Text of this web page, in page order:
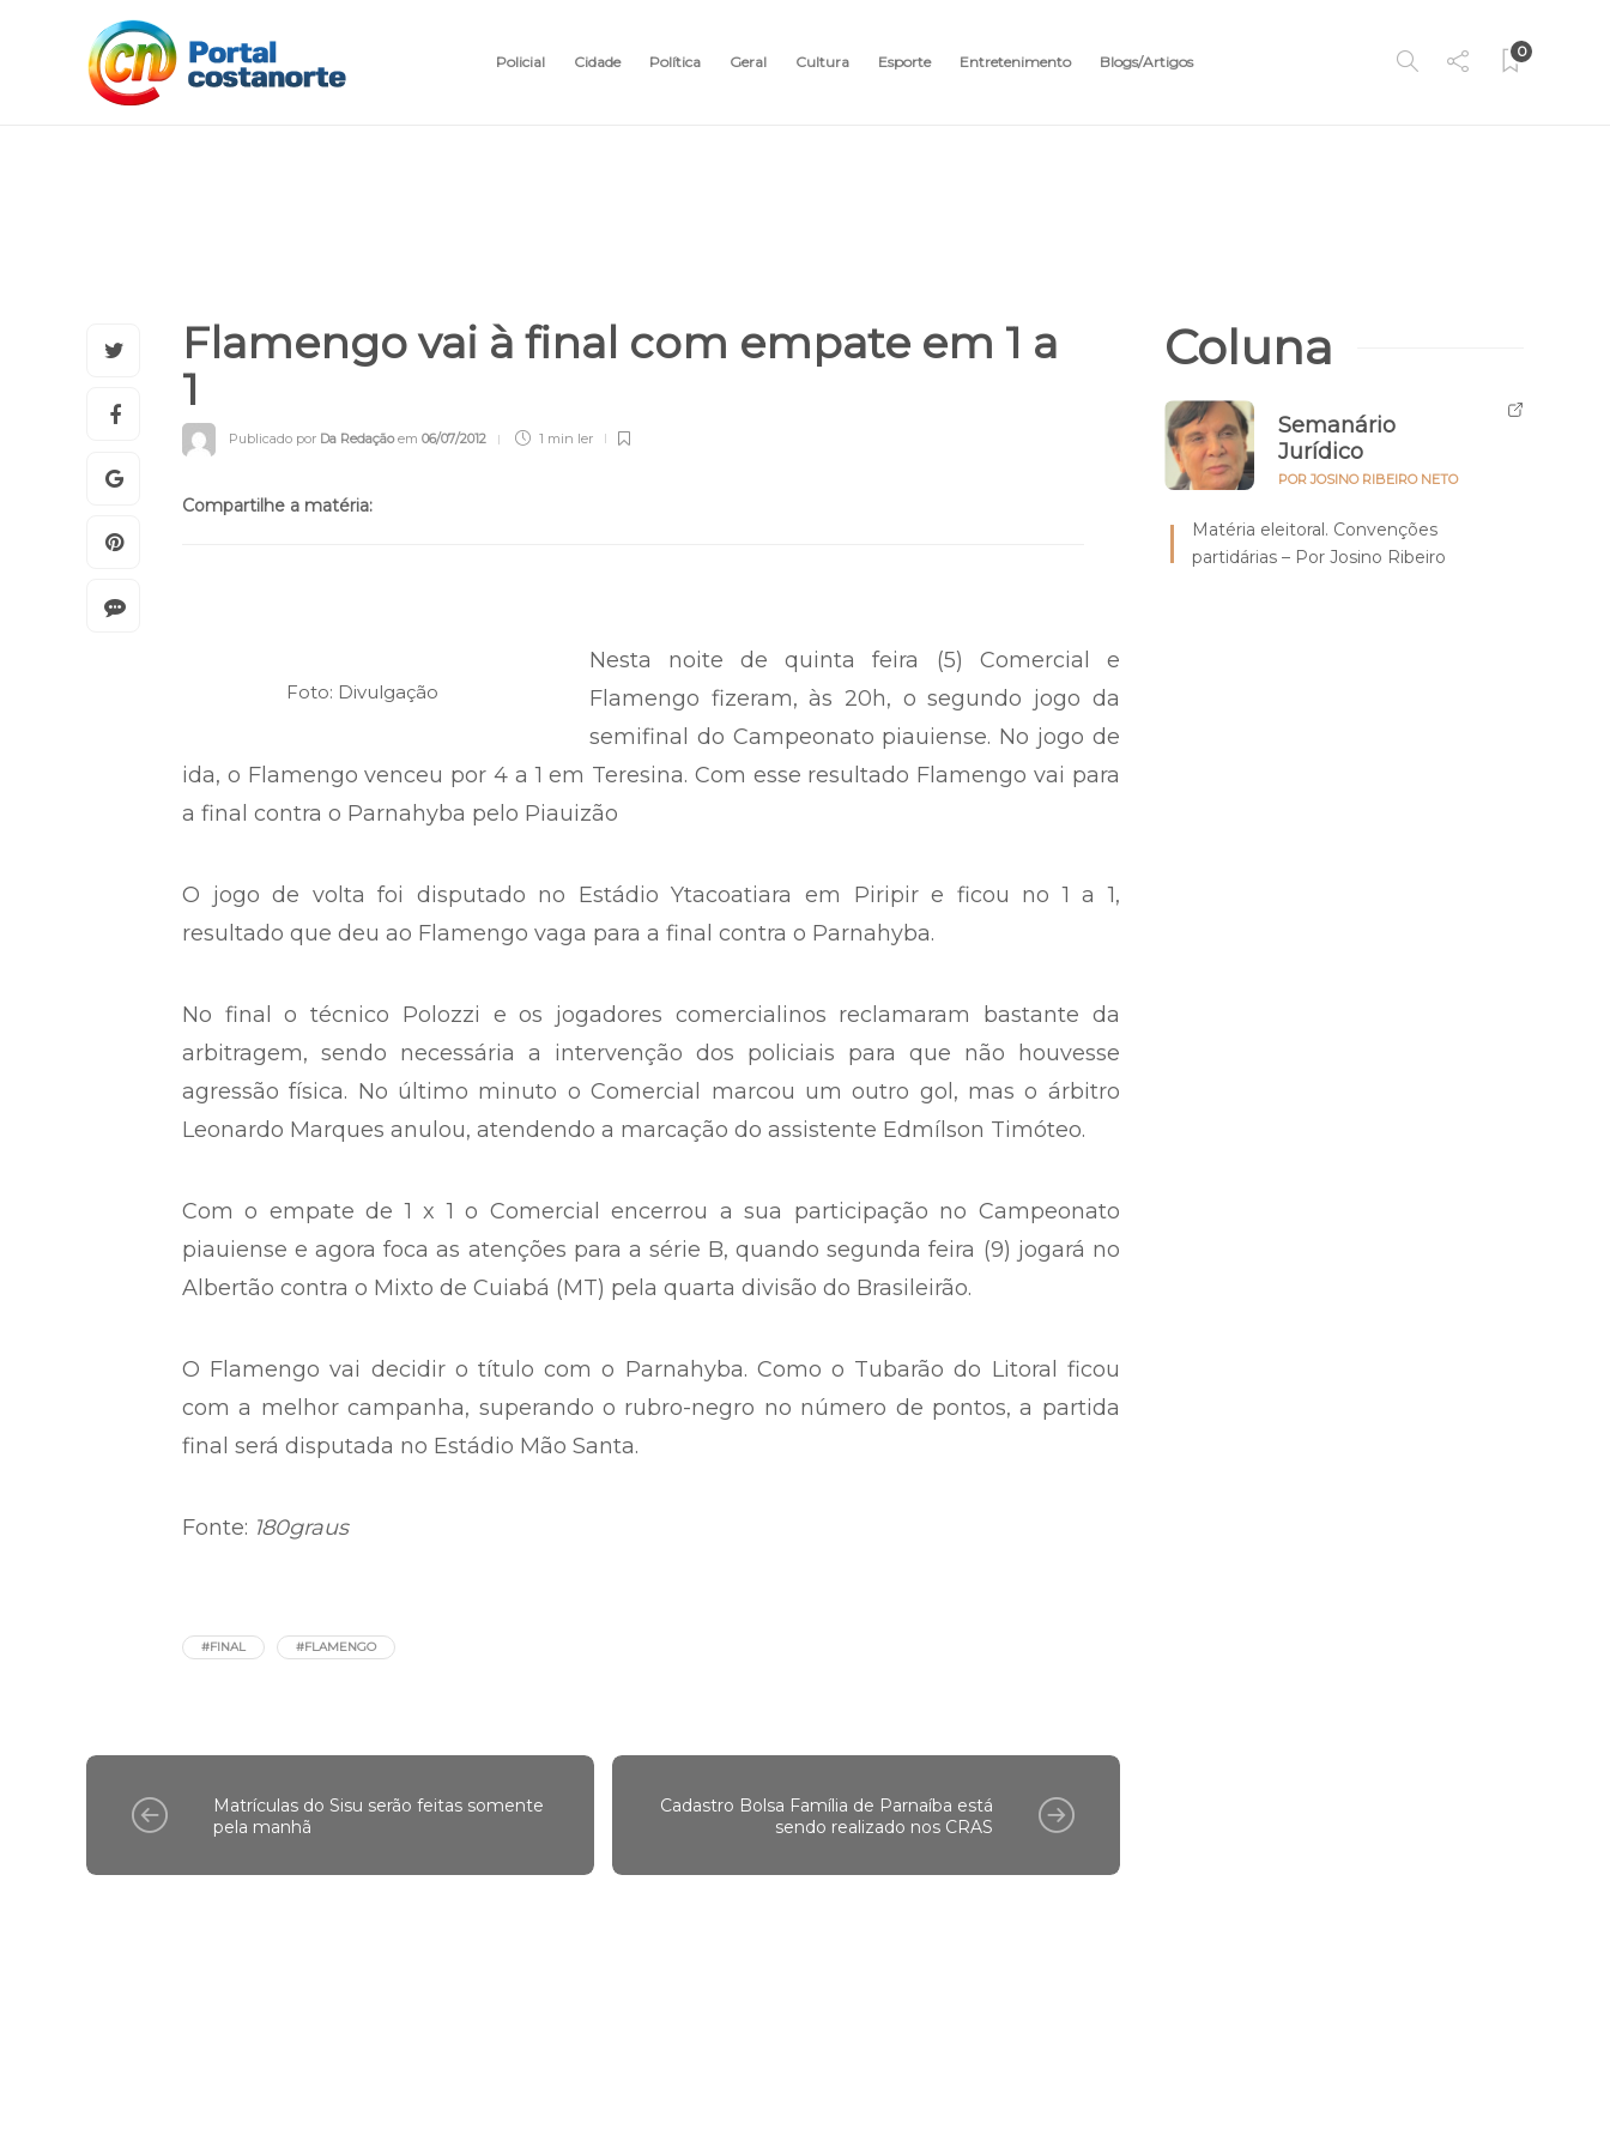
Policial Cidade Política Geral Cultura Esporte Entretenimento Blogs/Artigos
0
Flamengo vai à final com empate em 1 a
1
Publicado por Da Redaçãoem 06/07/2012 1 min ler
Compartilhe a matéria:
Foto: Divulgação
Nesta noite de quinta feira (5) Comercial e
Flamengo fizeram, às 20h, o segundo jogo da
semifinal do Campeonato piauiense. No jogo de
ida, o Flamengo venceu por 4 a 1 em Teresina. Com esse resultado Flamengo vai para
a final contra o Parnahyba pelo Piauizão
O jogo de volta foi disputado no Estádio Ytacoatiara em Piripir e ficou no 1 a 1,
resultado que deu ao Flamengo vaga para a final contra o Parnahyba.
No final o técnico Polozzi e os jogadores comercialinos reclamaram bastante da
arbitragem, sendo necessária a intervenção dos policiais para que não houvesse
agressão física. No último minuto o Comercial marcou um outro gol, mas o árbitro
Leonardo Marques anulou, atendendo a marcação do assistente Edmílson Timóteo.
Com o empate de 1 x 1 o Comercial encerrou a sua participação no Campeonato
piauiense e agora foca as atenções para a série B, quando segunda feira (9) jogará no
Albertão contra o Mixto de Cuiabá (MT) pela quarta divisão do Brasileirão.
O Flamengo vai decidir o título com o Parnahyba. Como o Tubarão do Litoral ficou
com a melhor campanha, superando o rubro-negro no número de pontos, a partida
final será disputada no Estádio Mão Santa.
Fonte: 180graus
#FINAL #FLAMENGO
Matrículas do Sisu serão feitas somente
pela manhã
Cadastro Bolsa Família de Parnaíba está
sendo realizado nos CRAS
Coluna
Semanário
Jurídico
POR JOSINO RIBEIRO NETO
Matéria eleitoral. Convenções
partidárias – Por Josino Ribeiro